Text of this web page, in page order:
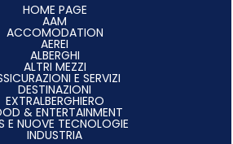
HOME PAGE
AAM
ACCOMODATION
AEREI
ALBERGHI
ALTRI MEZZI
E SERVIZI
DESTINAZIONI
EXTRALBERGHIERO
& ENTERTAINMENT
E NUOVE TECNOLOGIE
INDUSTRIA